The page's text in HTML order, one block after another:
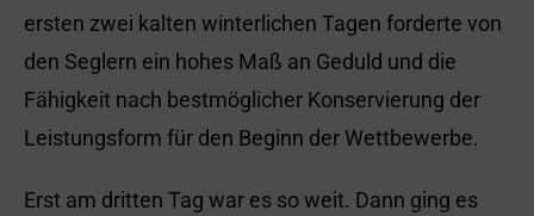
ersten zwei kalten winterlichen Tagen forderte von
den Seglern ein hohes Maß an Geduld und die
Fähigkeit nach bestmöglicher Konservierung der
Leistungsform für den Beginn der Wettbewerbe.
Erst am dritten Tag war es so weit. Dann ging es